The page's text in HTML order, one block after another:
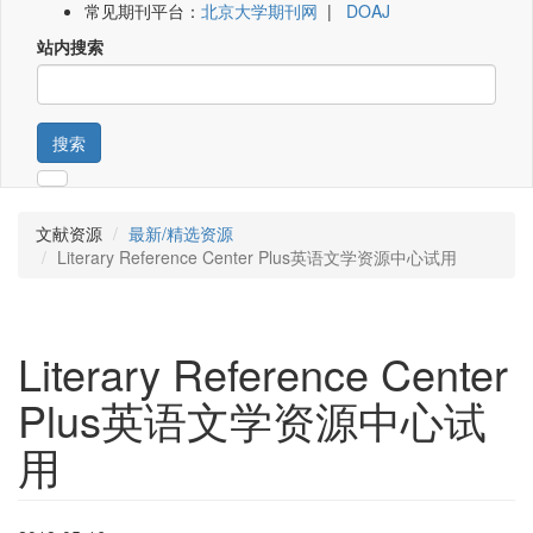
常见期刊平台： 北京大学期刊网 | DOAJ
站内搜索
搜索
文献资源
最新/精选资源
Literary Reference Center Plus英语文学资源中心试用
Literary Reference Center
Plus英语文学资源中心试
用